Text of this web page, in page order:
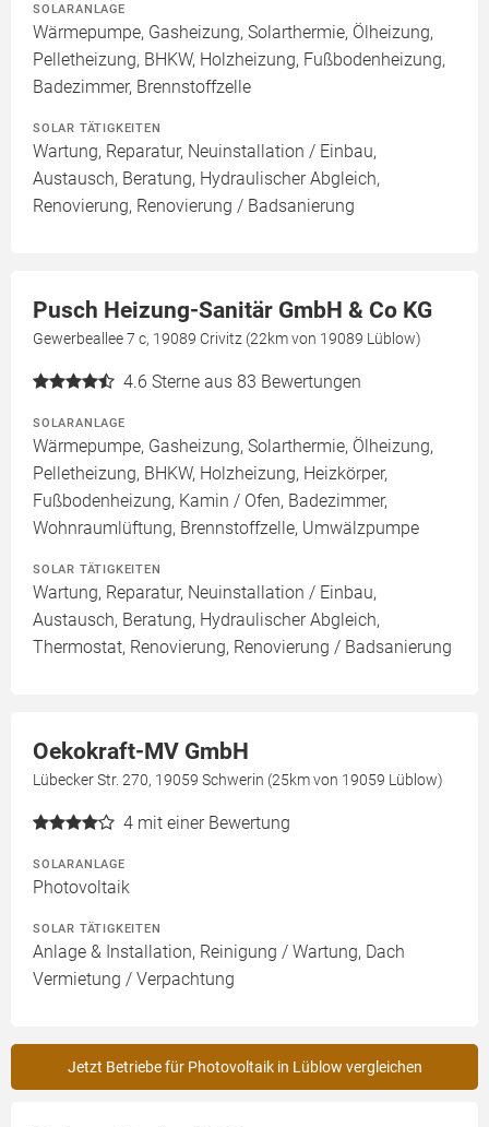
SOLARANLAGE
Wärmepumpe, Gasheizung, Solarthermie, Ölheizung,
Pelletheizung, BHKW, Holzheizung, Fußbodenheizung,
Badezimmer, Brennstoffzelle
SOLAR TÄTIGKEITEN
Wartung, Reparatur, Neuinstallation / Einbau,
Austausch, Beratung, Hydraulischer Abgleich,
Renovierung, Renovierung / Badsanierung
Pusch Heizung-Sanitär GmbH & Co KG
Gewerbeallee 7 c, 19089 Crivitz (22km von 19089 Lüblow)
4.6 Sterne aus 83 Bewertungen
SOLARANLAGE
Wärmepumpe, Gasheizung, Solarthermie, Ölheizung,
Pelletheizung, BHKW, Holzheizung, Heizkörper,
Fußbodenheizung, Kamin / Ofen, Badezimmer,
Wohnraumlüftung, Brennstoffzelle, Umwälzpumpe
SOLAR TÄTIGKEITEN
Wartung, Reparatur, Neuinstallation / Einbau,
Austausch, Beratung, Hydraulischer Abgleich,
Thermostat, Renovierung, Renovierung / Badsanierung
Oekokraft-MV GmbH
Lübecker Str. 270, 19059 Schwerin (25km von 19059 Lüblow)
4 mit einer Bewertung
SOLARANLAGE
Photovoltaik
SOLAR TÄTIGKEITEN
Anlage & Installation, Reinigung / Wartung, Dach
Vermietung / Verpachtung
Jetzt Betriebe für Photovoltaik in Lüblow vergleichen